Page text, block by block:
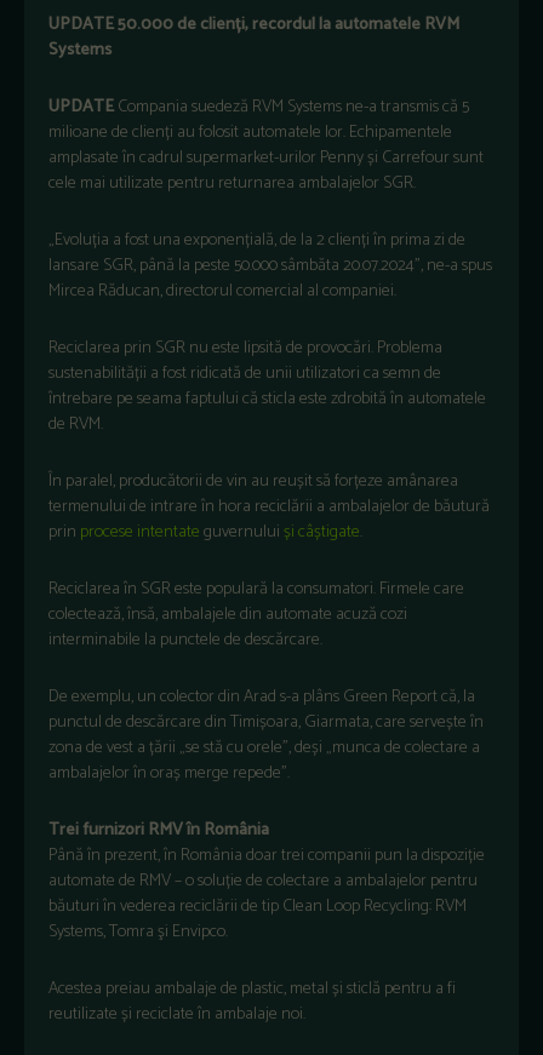
UPDATE 50.000 de clienți, recordul la automatele RVM
Systems
UPDATECompania suedeză RVM Systems ne-a transmis că 5
milioane de clienți au folosit automatele lor. Echipamentele
amplasate în cadrul supermarket-urilor Penny și Carrefour sunt
cele mai utilizate pentru returnarea ambalajelor SGR.
„Evoluția a fost una exponențială, de la 2 clienți în prima zi de
lansare SGR, până la peste 50.000 sâmbăta 20.07.2024”, ne-a spus
Mircea Răducan, directorul comercial al companiei.
Reciclarea prin SGR nu este lipsită de provocări. Problema
sustenabilității a fost ridicată de unii utilizatori ca semn de
întrebare pe seama faptului că sticla este zdrobită în automatele
de RVM.
În paralel, producătorii de vin au reușit să forțeze amânarea
termenului de intrare în hora reciclării a ambalajelor de băutură
prin procese intentateguvernuluiși câștigate.
Reciclarea în SGR este populară la consumatori. Firmele care
colectează, însă, ambalajele din automate acuză cozi
interminabile la punctele de descărcare.
De exemplu, un colector din Arad s-a plâns Green Report că, la
punctul de descărcare din Timișoara, Giarmata, care servește în
zona de vest a țării „se stă cu orele”, deși „munca de colectare a
ambalajelor în oraș merge repede”.
Trei furnizori RMV în România
Până în prezent, în România doar trei companii pun la dispoziție
automate de RMV – o soluție de colectare a ambalajelor pentru
băuturi în vederea reciclării de tip Clean Loop Recycling: RVM
Systems, Tomra şi Envipco.
Acestea preiau ambalaje de plastic, metal și sticlă pentru a fi
reutilizate și reciclate în ambalaje noi.